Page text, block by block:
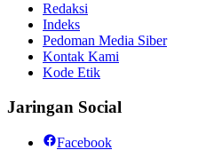
Redaksi
Indeks
Pedoman Media Siber
Kontak Kami
Kode Etik
Jaringan Social
Facebook